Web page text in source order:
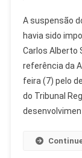
A suspensão
havia sido
Carlos Alberto
referência da
feira (7) pelo
do Tribunal